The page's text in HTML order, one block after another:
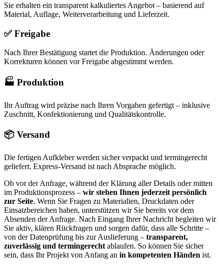
Sie erhalten ein transparent kalkuliertes Angebot – basierend auf
Material, Auflage, Weiterverarbeitung und Lieferzeit.
✅ Freigabe
Nach Ihrer Bestätigung startet die Produktion. Änderungen oder
Korrekturen können vor Freigabe abgestimmt werden.
🏭 Produktion
Ihr Auftrag wird präzise nach Ihren Vorgaben gefertigt – inklusive
Zuschnitt, Konfektionierung und Qualitätskontrolle.
📦 Versand
Die fertigen Aufkleber werden sicher verpackt und termingerecht
geliefert. Express-Versand ist nach Absprache möglich.
Ob vor der Anfrage, während der Klärung aller Details oder mitten
im Produktionsprozess – wir stehen Ihnen jederzeit persönlich
zur Seite. Wenn Sie Fragen zu Materialien, Druckdaten oder
Einsatzbereichen haben, unterstützen wir Sie bereits vor dem
Absenden der Anfrage. Nach Eingang Ihrer Nachricht begleiten wir
Sie aktiv, klären Rückfragen und sorgen dafür, dass alle Schritte –
von der Datenprüfung bis zur Auslieferung – transparent,
zuverlässig und termingerecht ablaufen. So können Sie sicher
sein, dass Ihr Projekt von Anfang an in kompetenten Händen ist.